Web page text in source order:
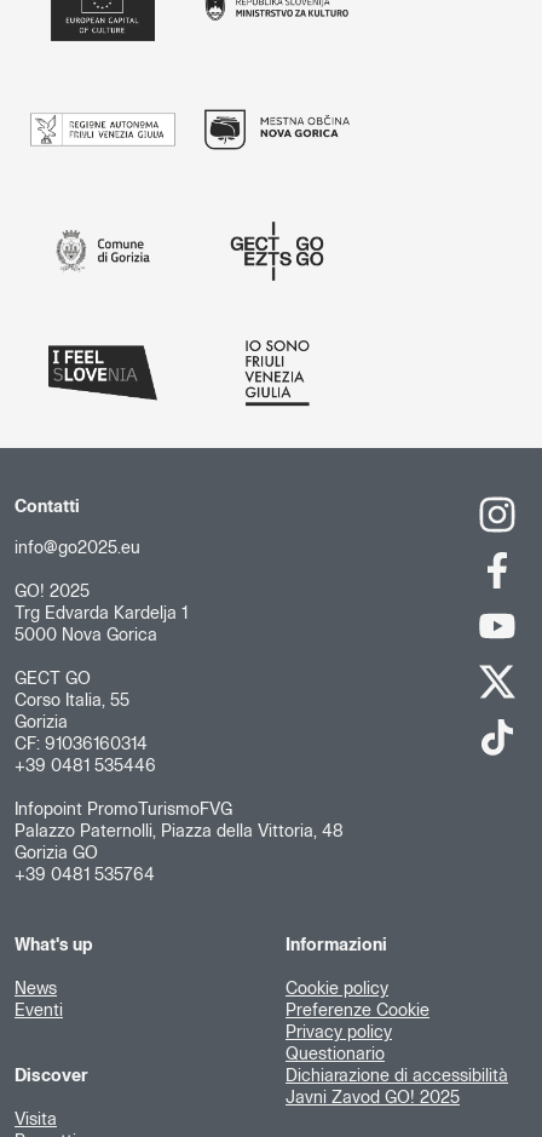
Contatti
info@go2025.eu
GO! 2025
Trg Edvarda Kardelja 1
5000 Nova Gorica
GECT GO
Corso Italia, 55
Gorizia
CF: 91036160314
+39 0481 535446
Infopoint PromoTurismoFVG
Palazzo Paternolli, Piazza della Vittoria, 48
Gorizia GO
+39 0481 535764
What's up
News
Eventi
Discover
Visita
Informazioni
Cookie policy
Preferenze Cookie
Privacy policy
Questionario
Dichiarazione di accessibilità
Javni Zavod GO! 2025